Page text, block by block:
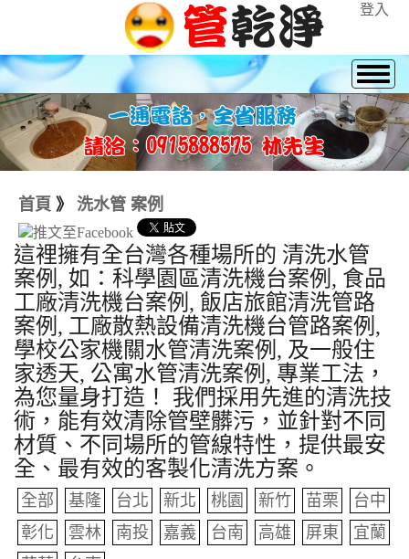
登入
首頁 》 洗水管 案例
這裡擁有全台灣各種場所的 清洗水管
案例, 如：科學園區清洗機台案例, 食品
工廠清洗機台案例, 飯店旅館清洗管路
案例, 工廠散熱設備清洗機台管路案例,
學校公家機關水管清洗案例, 及一般住
家透天, 公寓水管清洗案例, 專業工法，
為您量身打造！ 我們採用先進的清洗技
術，能有效清除管壁髒污，並針對不同
材質、不同場所的管線特性，提供最安
全、最有效的客製化清洗方案。
全部 基隆 台北 新北 桃園 新竹 苗栗
台中
彰化
雲林 南投 嘉義 台南 高雄 屏東
宜蘭